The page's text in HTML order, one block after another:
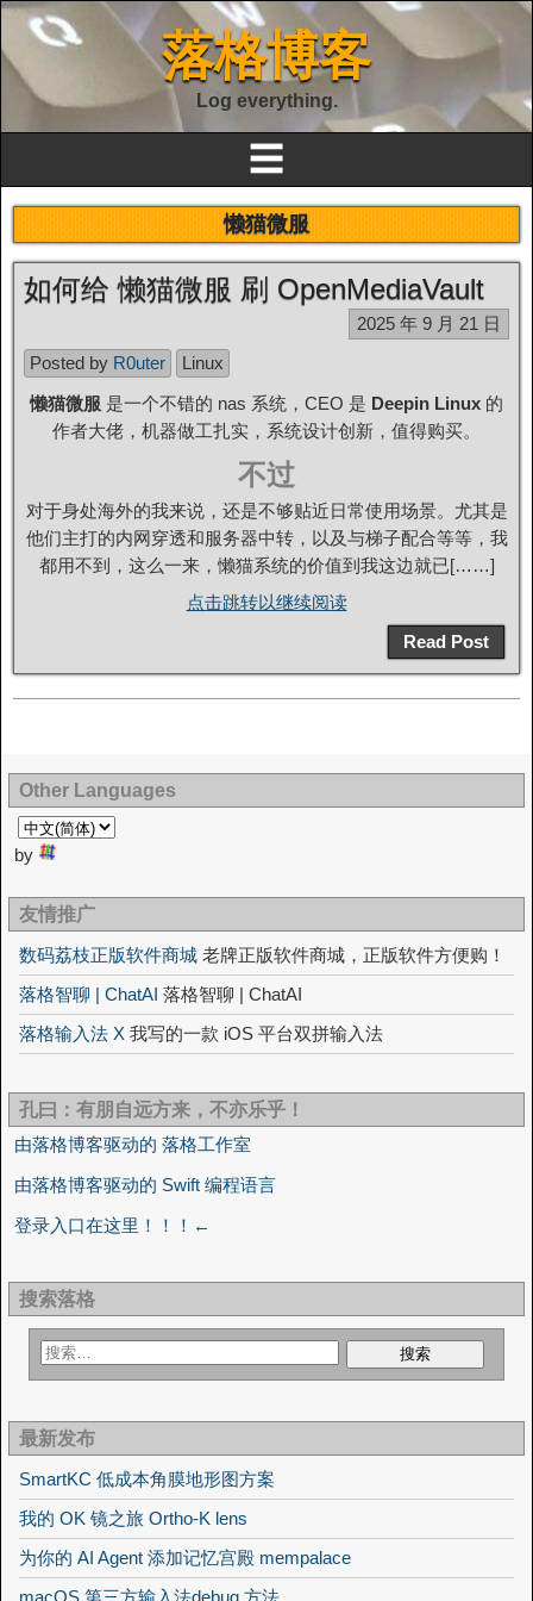
落格博客
Log everything.
☰
懒猫微服
如何给 懒猫微服 刷 OpenMediaVault
2025 年 9 月 21 日
Posted by R0uter
Linux
懒猫微服 是一个不错的 nas 系统，CEO 是 Deepin Linux 的
作者大佬，机器做工扎实，系统设计创新，值得购买。
不过
对于身处海外的我来说，还是不够贴近日常使用场景。尤其是
他们主打的内网穿透和服务器中转，以及与梯子配合等等，我
都用不到，这么一来，懒猫系统的价值到我这边就已[……]
点击跳转以继续阅读
Read Post
Other Languages
by
友情推广
数码荔枝正版软件商城 老牌正版软件商城，正版软件方便购！
落格智聊 | ChatAI 落格智聊 | ChatAI
落格输入法 X 我写的一款 iOS 平台双拼输入法
孔曰：有朋自远方来，不亦乐乎！
由落格博客驱动的 落格工作室
由落格博客驱动的 Swift 编程语言
登录入口在这里！！！←
搜索落格
最新发布
SmartKC 低成本角膜地形图方案
我的 OK 镜之旅 Ortho-K lens
为你的 AI Agent 添加记忆宫殿 mempalace
macOS 第三方输入法debug 方法